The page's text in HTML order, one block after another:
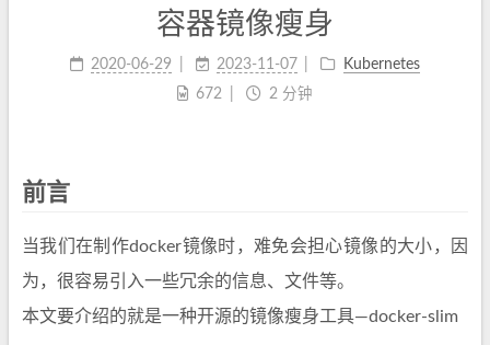
容器镜像瘦身
2020-06-29 2023-11-07
Kubernetes
672
2 分钟
前言
当我们在制作docker镜像时，难免会担心镜像的大小，因
为，很容易引入一些冗余的信息、文件等。
本文要介绍的就是一种开源的镜像瘦身工具—docker-slim